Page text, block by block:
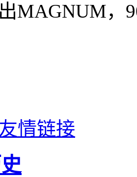
MAGNUM，
情链接